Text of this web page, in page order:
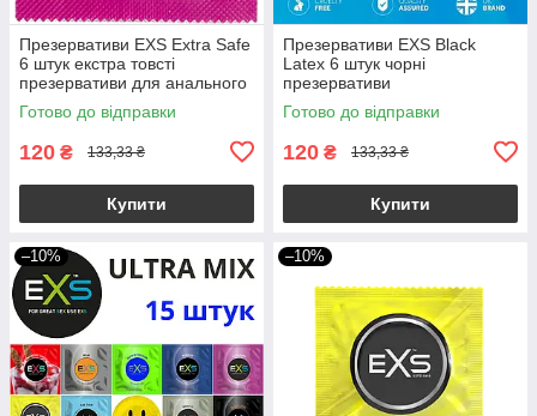
Презервативи EXS Extra Safe
6 штук екстра товсті
презервативи для анального
сексу
Готово до відправки
120 ₴ 133,33 ₴
Купити
Презервативи EXS Black
Latex 6 штук чорні
презервативи
Готово до відправки
120 ₴ 133,33 ₴
Купити
–10% –10%